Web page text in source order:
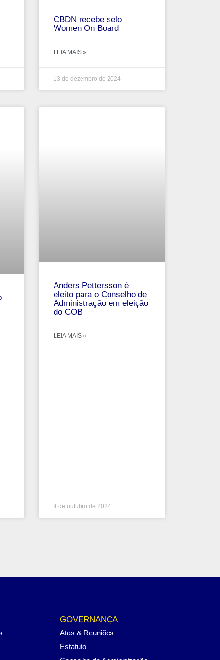
CBDN recebe selo
Women On Board
LEIA MAIS »
13 de dezembro de 2024
Anders Pettersson é
eleito para o Conselho de
Administração em eleição
do COB
LEIA MAIS »
4 de outubro de 2024
GOVERNANÇA
Atas & Reuniões
Estatuto